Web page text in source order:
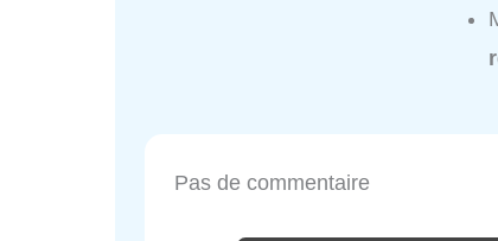
Pas de commentaire